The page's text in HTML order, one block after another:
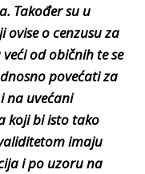
Također su u
o cenzusu za
od običnih te se
povećati za
na uvećani
koji bi isto tako
imaju
i po uzoru na